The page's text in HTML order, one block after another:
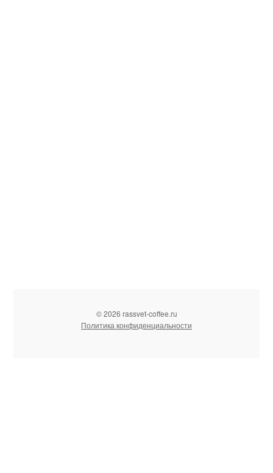
© 2026 rassvet-coffee.ru
Политика конфиденциальности